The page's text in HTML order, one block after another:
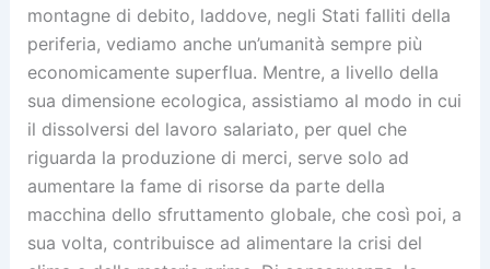
montagne di debito, laddove, negli Stati falliti della
periferia, vediamo anche un’umanità sempre più
economicamente superflua. Mentre, a livello della
sua dimensione ecologica, assistiamo al modo in cui
il dissolversi del lavoro salariato, per quel che
riguarda la produzione di merci, serve solo ad
aumentare la fame di risorse da parte della
macchina dello sfruttamento globale, che così poi, a
sua volta, contribuisce ad alimentare la crisi del